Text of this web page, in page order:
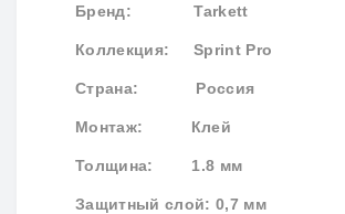
Бренд: Tarkett
Коллекция: Sprint Pro
Страна: Россия
Монтаж: Клей
Толщина: 1.8 мм
Защитный слой: 0,7 мм